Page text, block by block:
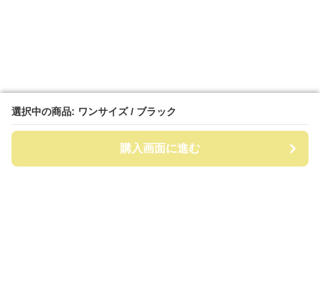
選択中の商品: ワンサイズ / ブラック
購入画面に進む
選択中の商品: ワンサイズ / ブラック
購入画面に進む